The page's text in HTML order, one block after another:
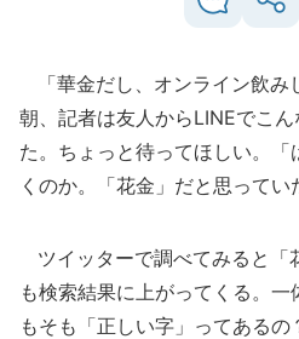
「華金だし、オンライン飲み
朝、記者は友人からLINEでこ
た。ちょっと待ってほしい。
くのか。「花金」だと思ってい
ツイッターで調べてみると「
も検索結果に上がってくる。
もそも「正しい字」ってあるの